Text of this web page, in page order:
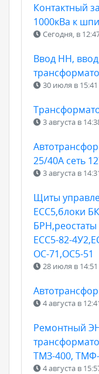
Контактный
1000кВа к
Сегодня, в
Ввод НН,
30 июля в 15:41
3 августа в
25/40А сеть
3 августа в
Щиты
ЕСС5,блоки
ЕСС5-82-
ОС-71,ОС5-51
28 июля в 14:51
4 августа в
Ремонтный
ТМЗ-400,
4 августа в